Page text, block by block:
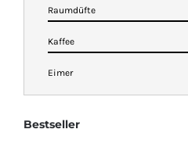
Raumdüfte
Kaffee
Eimer
Bestseller